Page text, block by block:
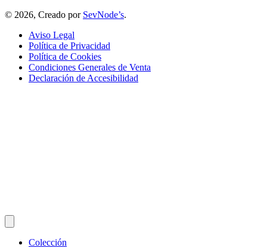
© 2026, Creado por SevNode’s.
Aviso Legal
Política de Privacidad
Política de Cookies
Condiciones Generales de Venta
Declaración de Accesibilidad
Colección